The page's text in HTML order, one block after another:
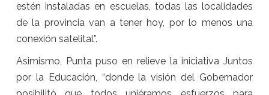
estén instaladas en escuelas, todas las localidades
de la provincia van a tener hoy, por lo menos una
conexión satelital”.
Asimismo, Punta puso en relieve la iniciativa Juntos
por la Educación, “donde la visión del Gobernador